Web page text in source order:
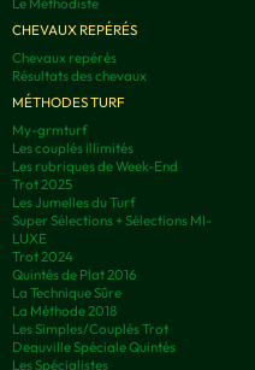
CHEVAUX REPÉRÉS
Chevaux repérés
Résultats des chevaux
MÉTHODES TURF
My-grmturf
Les couplés illimités
Les rubriques de Week-End
Trot 2025
Les Jumelles du Turf
Super Sélections + Sélections MI-
LUXE
Trot 2024
Quintés de Plat 2016
La Technique Sûre
La Méthode 2018
Les Simples/Couplés Trot
Deauville Spéciale Quintés
Les Spécialistes